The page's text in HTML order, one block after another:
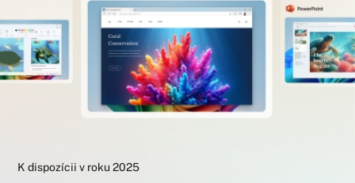
K dispozícii v roku 2025